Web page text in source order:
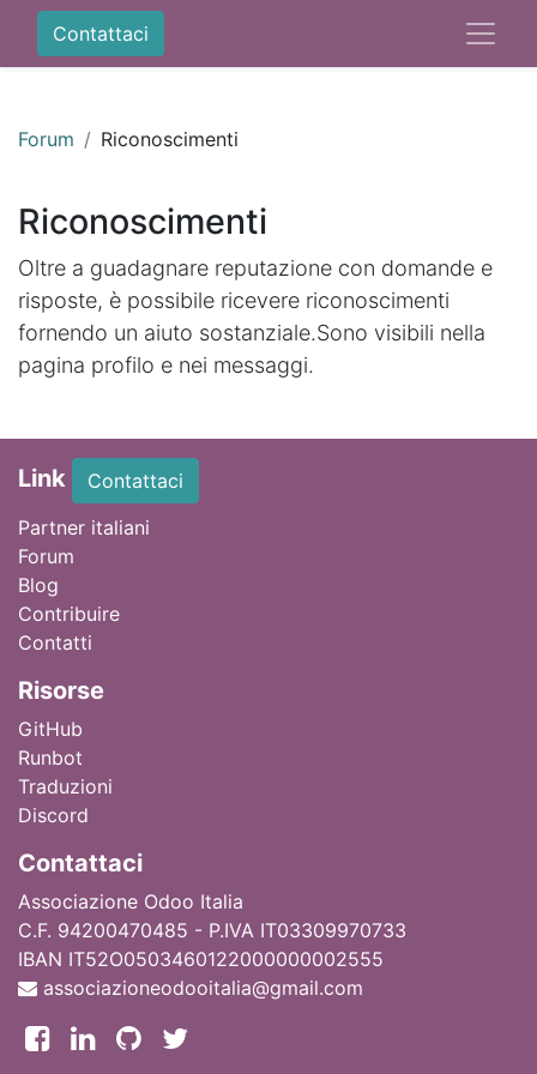
Contattaci
Forum Riconoscimenti
Riconoscimenti
Oltre a guadagnare reputazione con domande e
risposte, è possibile ricevere riconoscimenti
fornendo un aiuto sostanziale.Sono visibili nella
pagina profilo e nei messaggi.
Link
Contattaci
Partner italiani
Forum
Blog
Contribuire
Contatti
Risorse
GitHub
Runbot
Traduzioni
Discord
Contattaci
Associazione Odoo Italia
C.F. 94200470485 - P.IVA IT03309970733
IBAN IT52O0503460122000000002555
associazioneodooitalia@gmail.com